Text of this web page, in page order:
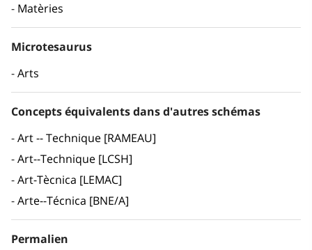
Matèries
Microtesaurus
Arts
Concepts équivalents dans d'autres schémas
Art -- Technique [RAMEAU]
Art--Technique [LCSH]
Art-Tècnica [LEMAC]
Arte--Técnica [BNE/A]
Permalien